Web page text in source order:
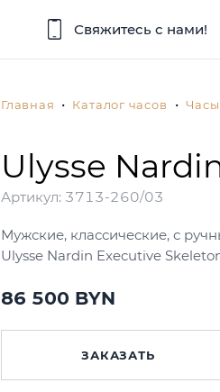
Свяжитесь с нами!
Главная Каталог часов
Ulysse
Артикул: 3713-260/03
Мужские, классические, с
Ulysse Nardin Executive
86 500 BYN
ЗАКАЗАТЬ